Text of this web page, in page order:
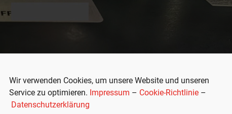
Wir verwenden Cookies, um unsere Website und unseren
Service zu optimieren. Impressum – Cookie-Richtlinie –
Datenschutzerklärung